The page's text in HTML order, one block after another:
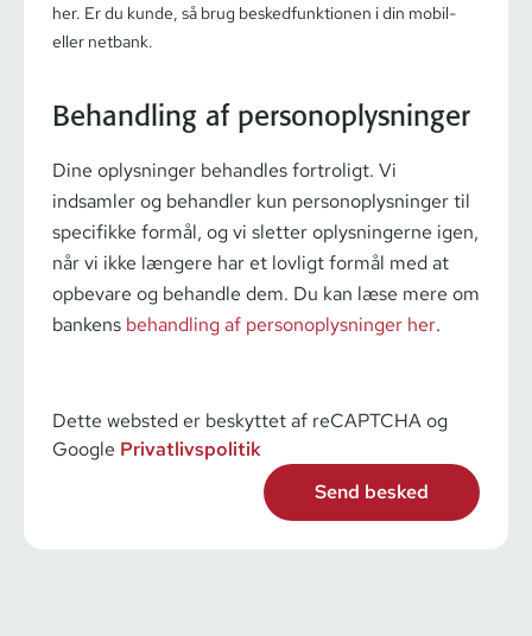
her. Er du kunde, så brug beskedfunktionen i din mobil-
eller netbank.
Behandling af personoplysninger
Dine oplysninger behandles fortroligt. Vi
indsamler og behandler kun personoplysninger til
specifikke formål, og vi sletter oplysningerne igen,
når vi ikke længere har et lovligt formål med at
opbevare og behandle dem. Du kan læse mere om
bankens behandling af personoplysninger her.
Dette websted er beskyttet af reCAPTCHA og
Google Privatlivspolitik